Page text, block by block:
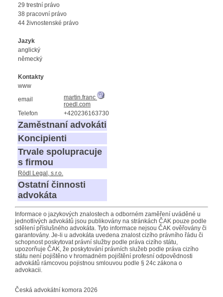
29 trestní právo
38 pracovní právo
44 živnostenské právo
Jazyk
anglický
německý
Kontakty
www
email
martin.franc
roedl.com
Telefon
+420236163730
Zaměstnaní advokáti
Koncipienti
Trvale spolupracuje
s firmou
Rödl Legal, s.r.o.
Ostatní činnosti
advokáta
Informace o jazykových znalostech a odborném zaměření uváděné u
jednotlivých advokátů jsou publikovány na stránkách ČAK pouze podle
sdělení příslušného advokáta. Tyto informace nejsou ČAK ověřovány či
garantovány. Je-li u advokáta uvedena znalost cizího právního řádu či
schopnost poskytovat právní služby podle práva cizího státu,
upozorňuje ČAK, že poskytování právních služeb podle práva cizího
státu není pojištěno v hromadném pojištění profesní odpovědnosti
advokátů rámcovou pojistnou smlouvou podle § 24c zákona o
advokacii.
Česká advokátní komora 2026